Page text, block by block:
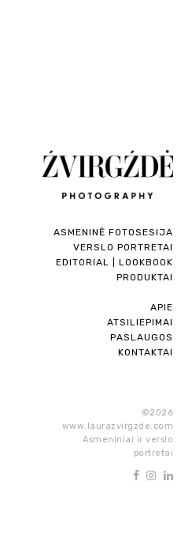
ASMENINĖ FOTOSESIJA
VERSLO PORTRETAI
EDITORIAL | LOOKBOOK
PRODUKTAI
APIE
ATSILIEPIMAI
PASLAUGOS
KONTAKTAI
©2026
www.laurazvirgzde.com
Asmeniniai ir verslo
portretai